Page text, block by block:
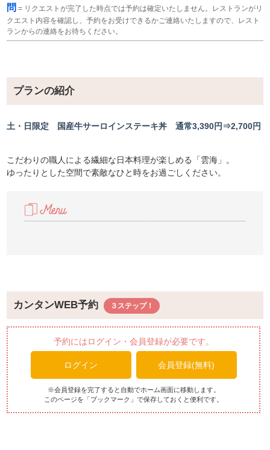
問 = リクエストが完了した時点では予約は確定いたしません。レストランがリ
クエスト内容を確認し、予約をお受けできるかご連絡いたしますので、レスト
ランからの連絡をお待ちください。
プランの紹介
土・日限定 国産牛サーロインステーキ丼 通常3,390円⇒2,700円
こだわりの職人による繊細な日本料理が楽しめる「雲海」。
ゆったりとした空間で素敵なひと時をお過ごしください。
カンタンWEB予約
予約にはログイン・会員登録が必要です。
ログイン 会員登録(無料)
※会員登録を完了すると自動でホーム画面に移動します。
このページを「ブックマーク」で保存しておくと便利です。